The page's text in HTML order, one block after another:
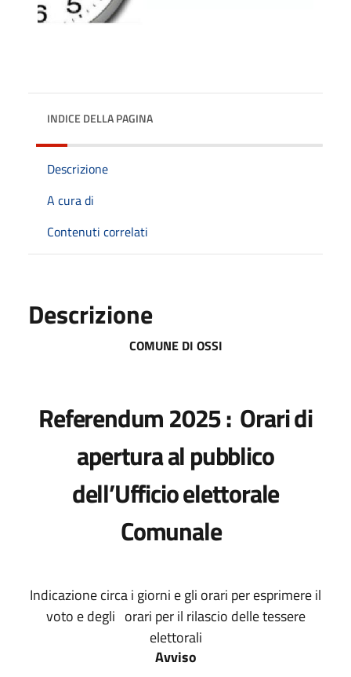
INDICE DELLA PAGINA
Descrizione
A cura di
Contenuti correlati
Descrizione
COMUNE DI OSSI
Referendum 2025 : Orari di
apertura al pubblico
dell’Ufficio elettorale
Comunale
Indicazione circa i giorni e gli orari per esprimere il
voto e degli orari per il rilascio delle tessere
elettorali
Avviso